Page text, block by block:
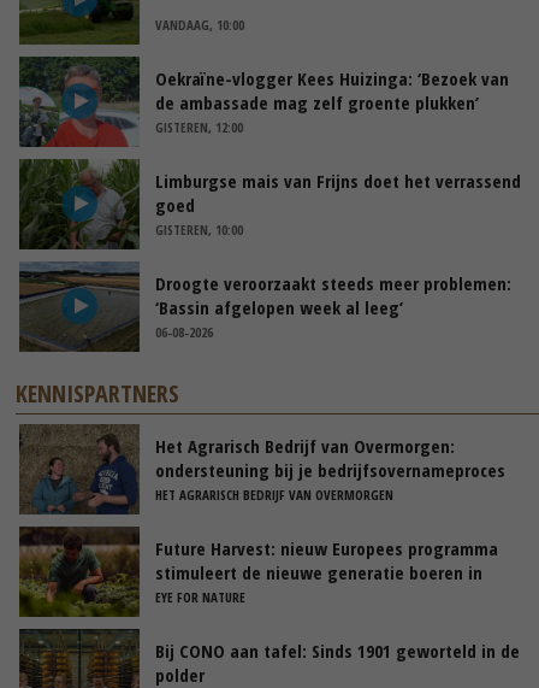
VANDAAG, 10:00
Oekraïne-vlogger Kees Huizinga: ‘Bezoek van
de ambassade mag zelf groente plukken’
GISTEREN, 12:00
Limburgse mais van Frijns doet het verrassend
goed
GISTEREN, 10:00
Droogte veroorzaakt steeds meer problemen:
‘Bassin afgelopen week al leeg’
06-08-2026
KENNISPARTNERS
Het Agrarisch Bedrijf van Overmorgen:
ondersteuning bij je bedrijfsovernameproces
HET AGRARISCH BEDRIJF VAN OVERMORGEN
Future Harvest: nieuw Europees programma
stimuleert de nieuwe generatie boeren in
Nederland
EYE FOR NATURE
Bij CONO aan tafel: Sinds 1901 geworteld in de
polder